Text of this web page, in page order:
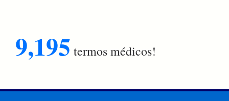
9,195 termos médicos!